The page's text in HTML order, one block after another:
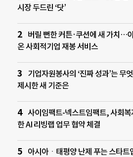
시장 두드린 ‘닷’
버릴 뻔한 커튼·쿠션에 새 가치…
온 사회적기업 재봉 서비스
기업자원봉사의 ‘진짜 성과’는 무
제시한 새 기준은
사이임팩트-넥스트임팩트, 사회복
한 AI 리빙랩 업무 협약 체결
아시아ㆍ태평양 난제 푸는 스타트